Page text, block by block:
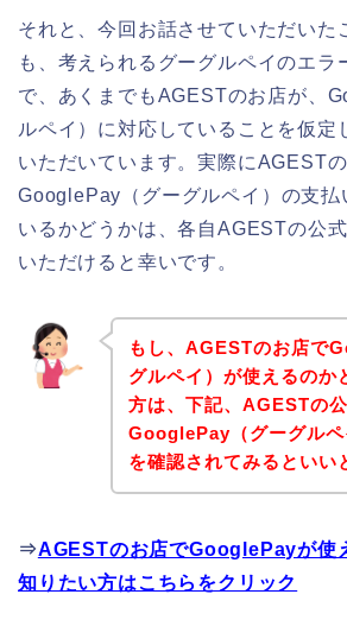
それと、今回お話させていただいた
も、考えられるグーグルペイのエラ
で、あくまでもAGESTのお店が、
ルペイ）に対応していることを仮定
いただいています。実際にAGEST
GooglePay（グーグルペイ）の支払
いるかどうかは、各自AGESTの公
いただけると幸いです。
もし、AGESTのお店で
グルペイ）が使えるのか
方は、下記、AGESTの
GooglePay（グーグル
を確認されてみるといい
⇒AGESTのお店でGooglePayが使
知りたい方はこちらをクリック